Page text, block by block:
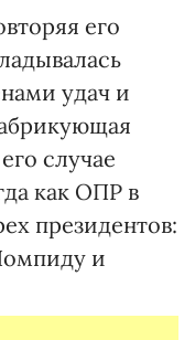
его
удач и
случае
как ОПР в
президентов:
и